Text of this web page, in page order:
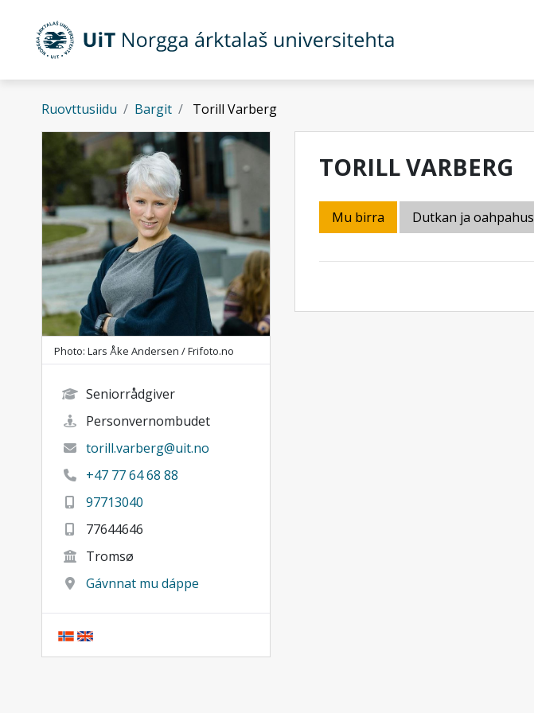
Gå til hovedinnhold
Ruovttusiidu Bargit Torill Varberg
Photo: Lars Åke Andersen / Frifoto.no
Seniorrådgiver
Personvernombudet
torill.varberg@uit.no
+47 77 64 68 88
97713040
77644646
Tromsø
Gávnnat mu dáppe
TORILL VARBERG
Mu birra Dutkan ja oahpahus